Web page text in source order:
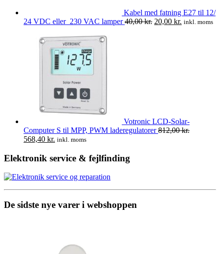
Kabel med fatning E27 til 12/
24 VDC eller 230 VAC lamper 40,00kr. Den
20,00 kr. Den
inkl. moms
Votronic LCD-Solar-
Computer S til MPP, PWM laderegulatorer 812,00kr.
Den
pris
812,00 kr..
568,40 kr. Den
pris
568,40 kr..
inkl. moms
Elektronik service & fejlfinding
De sidste nye varer i webshoppen